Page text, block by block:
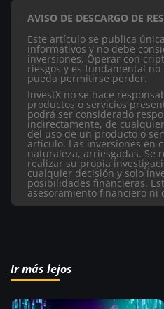
AVISO DE DESCARGO DE
Este artículo se publica
informativos y no debe
inversiones. Operar con
riesgos y es fundamental
pueda permitirse perder.
InvestX no se hace
productos o servicios
podrá ser considerado
indirectamente, de
del uso de un producto o
artículo. Las inversiones en
naturaleza, arriesgadas. Se
realizar su propia
cualquier decisión y solo
posibilidades financieras.
asesoramiento financiero ni
Ir más lejos